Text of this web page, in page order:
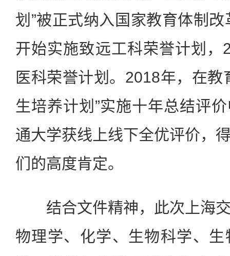
划”被正式纳入国家教育体制
开始实施致远工科荣誉计划，
医科荣誉计划。2018年，在教
生培养计划”实施十年总结评
通大学获线上线下全优评价，
们的高度肯定。
结合文件精神，此次上海交
物理学、化学、生物科学、